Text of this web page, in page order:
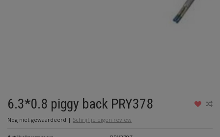
6.3*0.8 piggy back PRY378
Nog niet gewaardeerd | Schrijf je eigen review